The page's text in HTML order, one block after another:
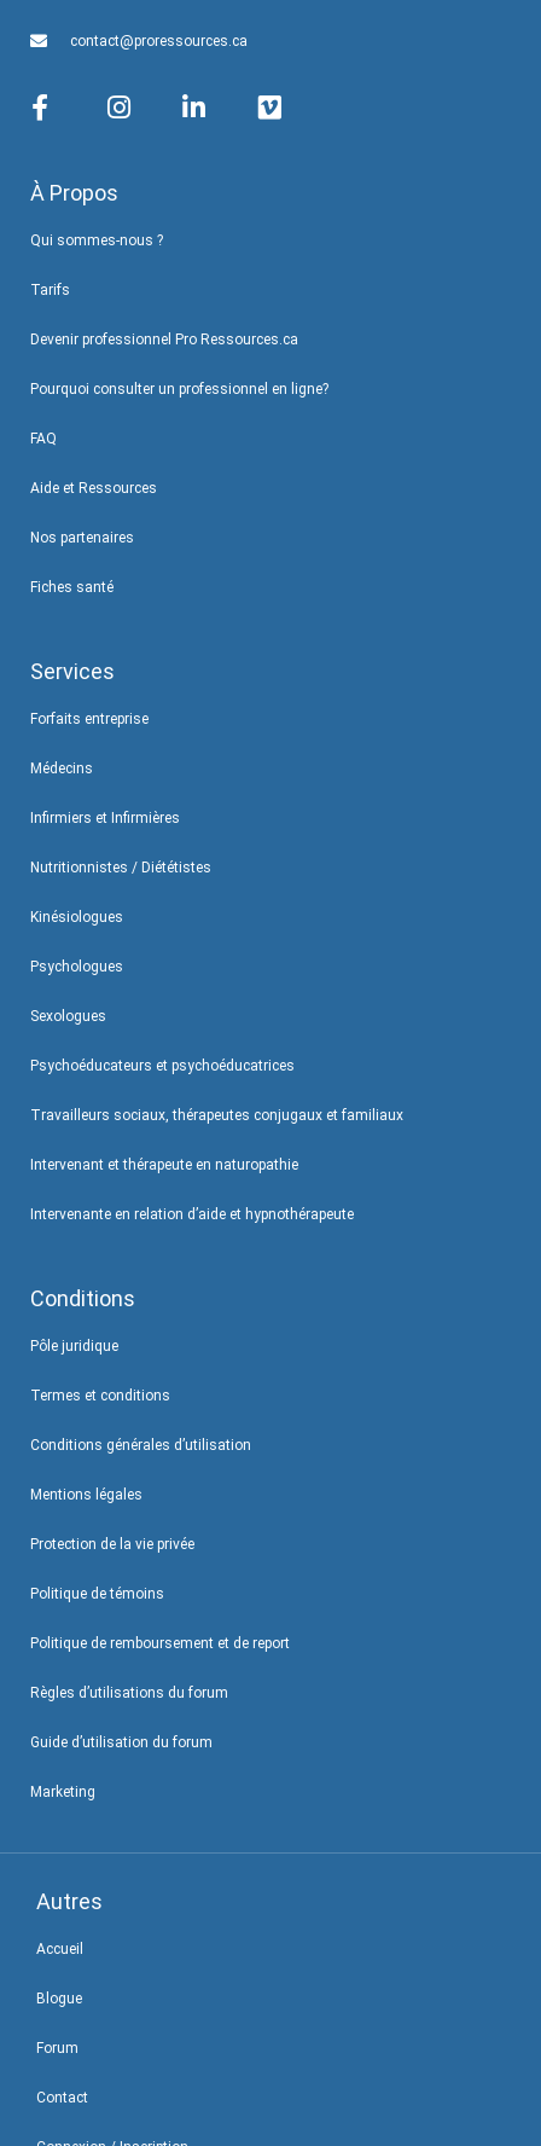
contact@proressources.ca
À Propos
Qui sommes-nous ?
Tarifs
Devenir professionnel Pro Ressources.ca
Pourquoi consulter un professionnel en ligne?
FAQ
Aide et Ressources
Nos partenaires
Fiches santé
Services
Forfaits entreprise
Médecins
Infirmiers et Infirmières
Nutritionnistes / Diététistes
Kinésiologues
Psychologues
Sexologues
Psychoéducateurs et psychoéducatrices
Travailleurs sociaux, thérapeutes conjugaux et familiaux
Intervenant et thérapeute en naturopathie
Intervenante en relation d’aide et hypnothérapeute
Conditions
Pôle juridique
Termes et conditions
Conditions générales d’utilisation
Mentions légales
Protection de la vie privée
Politique de témoins
Politique de remboursement et de report
Règles d’utilisations du forum
Guide d’utilisation du forum
Marketing
Autres
Accueil
Blogue
Forum
Contact